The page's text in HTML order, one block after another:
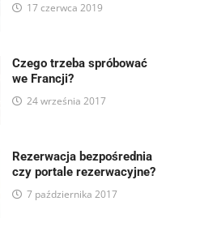
17 czerwca 2019
Czego trzeba spróbować
we Francji?
24 września 2017
Rezerwacja bezpośrednia
czy portale rezerwacyjne?
7 października 2017